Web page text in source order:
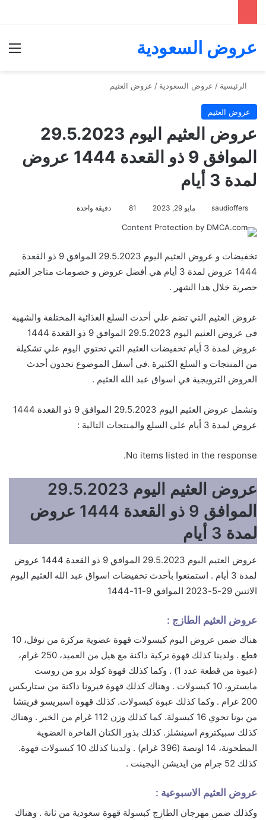
عروض السعودية
الرئيسية / عروض السعودية / عروض العثيم
عروض العثيم
عروض العثيم اليوم 29.5.2023
الموافق 9 ذو القعدة 1444 عروض
لمدة 3 أيام
saudioffers مايو 29, 2023 81 دقيقة واحدة
تخفيضات و عروض العثيم اليوم 29.5.2023 الموافق 9 ذو القعدة
1444 عروض لمدة 3 أيام هي أفضل عروض و خصومات متاجر العثيم
حصرية خلال هدا الشهر .
عروض العثيم التي تضم علي أحدث السلع الغذائية المختلفة والشهية
في عروض العثيم اليوم 29.5.2023 الموافق 9 ذو القعدة 1444
عروض لمدة 3 أيام تخفيضات العثيم التي تحتوي اليوم علي تشكيلة
من المنتجات و السلع الكثيرة .في أسفل الموضوع تجدون أحدث
العروض الترويجية في اسواق عبد الله العثيم .
وتشمل عروض العثيم اليوم 29.5.2023 الموافق 9 ذو القعدة 1444
عروض لمدة 3 أيام على السلع والمنتجات التالية :
No items listed in the response.
عروض العثيم اليوم 29.5.2023
الموافق 9 ذو القعدة 1444 عروض
لمدة 3 أيام
عروض العثيم اليوم 29.5.2023 الموافق 9 ذو القعدة 1444 عروض
لمدة 3 أيام . استمتعوا بأحدث تخفيضات اسواق عبد الله العثيم اليوم
الاثنين 29-5-2023 الموافق 9-11-1444
عروض العثيم الطازج :
هناك ضمن عروض اليوم كبسولات قهوة عضوية مركزة من نوفل، 10
قطع . ولدينا كذلك قهوة تركية داكنة مع هيل من العميد، 250 غرام،
(عبوة من قطعة عدد 1) . وكما كذلك قهوة كولد برو من روست
مايسترو، 10 كبسولات . وهناك كذلك قهوة فيرونا داكنة من ستاربكس
200 غرام . وكما كذلك عبوة كبسولات. كذلك قهوة اسبريسو فريتشا
من بونا تحوي 16 كبسولة. كما كذلك وزن 112 غرام من الخير . وهناك
كذلك سبيكتروم اسينشلز. كذلك بذور الكتان الفاخرة العضوية
المطحونة، 14 اونصة (396 غرام) . ولدينا كذلك 10 كبسولات قهوة.
كذلك 52 جرام من ايديشن اليجينت .
عروض العثيم الاسبوعية :
وكذلك ضمن مهرجان الطازج كبسولة قهوة سعودية من ثانة . وهناك